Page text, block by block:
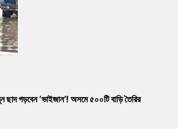
ছাদ গড়বেন ‘ভাইজান’! অসমে ৫০০টি বাড়ি তৈরির